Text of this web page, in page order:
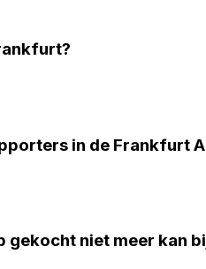
in de Frankfurt
niet meer kan